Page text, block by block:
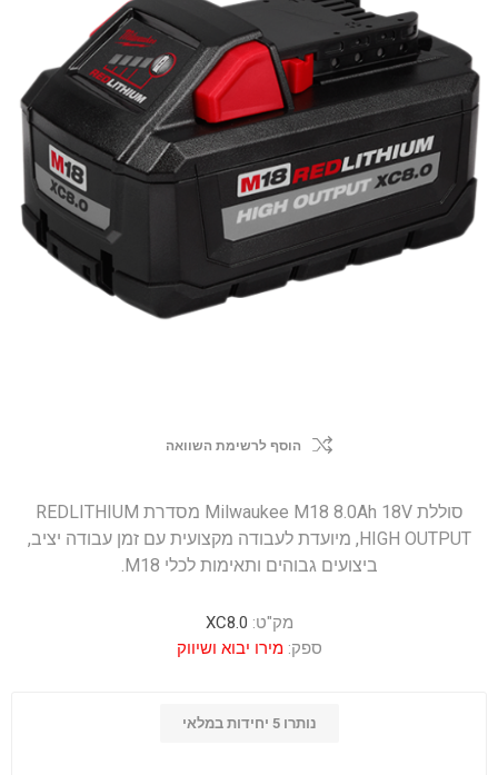
הוסף לרשימת השוואה
סוללת Milwaukee M18 8.0Ah 18V מסדרת REDLITHIUM
HIGH OUTPUT, מיועדת לעבודה מקצועית עם זמן עבודה יציב,
ביצועים גבוהים ותאימות לכלי M18.
מק"ט: XC8.0
ספק: מירו יבוא ושיווק
נותרו 5 יחידות במלאי